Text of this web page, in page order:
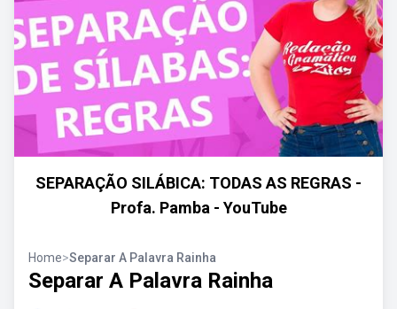
SEPARAÇÃO SILÁBICA: TODAS AS REGRAS -
Profa. Pamba - YouTube
Home>Separar A Palavra Rainha
Separar A Palavra Rainha